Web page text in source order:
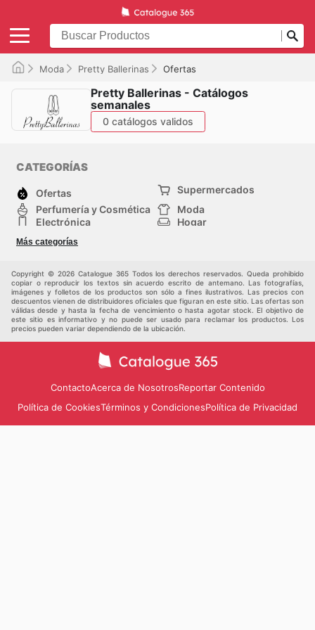
Moda Pretty Ballerinas Ofertas
Pretty Ballerinas - Catálogos
semanales
0 catálogos validos
CATEGORÍAS
Ofertas
Supermercados
Perfumería y Cosmética
Moda
Electrónica
Hogar
Deporte
Juguetes y bebés
Más categorías
Copyright © 2026 Catalogue 365 Todos los derechos reservados. Queda prohibido
copiar o reproducir los textos sin acuerdo escrito de antemano. Las fotografías,
imágenes y folletos de los productos son sólo a fines ilustrativos. Las precios con
descuentos vienen de distribuidores oficiales que figuran en este sitio. Las ofertas son
válidas desde y hasta la fecha de vencimiento o hasta agotar stock. El objetivo de
este sitio es informativo y no puede ser usado para reclamar los productos. Los
precios pueden variar dependiendo de la ubicación.
ContactoAcerca de NosotrosReportar Contenido
Política de CookiesTérminos y CondicionesPolítica de Privacidad